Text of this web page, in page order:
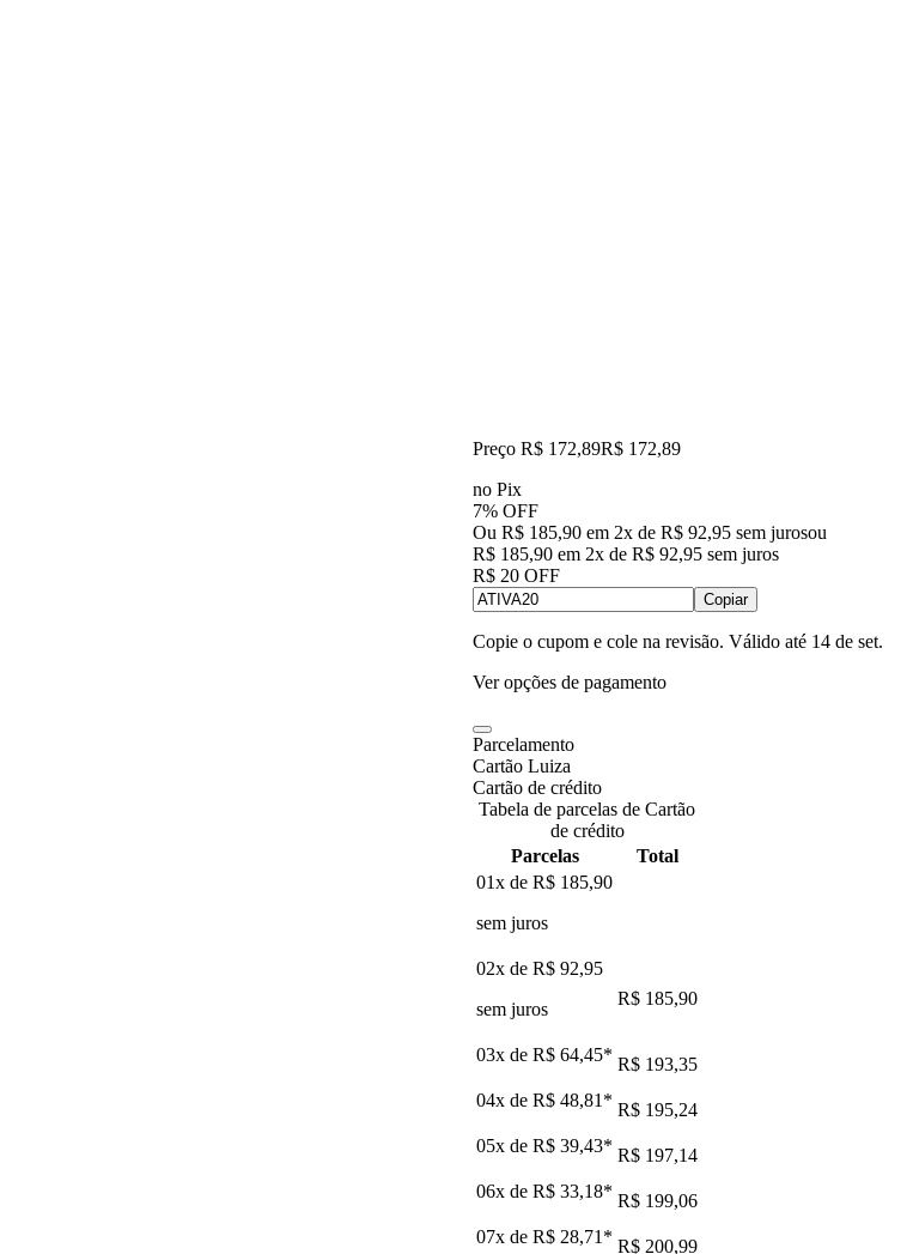
Preço R$ 172,89R$ 172,89
no Pix
7% OFF
Ou R$ 185,90 em 2x de R$ 92,95 sem jurosou
R$ 185,90 em 2x de R$ 92,95 sem juros
R$ 20 OFF
Copiar
Copie o cupom e cole na revisão. Válido até 14 de set.
Ver opções de pagamento
Parcelamento
Cartão Luiza
Cartão de crédito
Tabela de parcelas de Cartão
de crédito
Parcelas
Total
01x de R$ 185,90
sem juros
02x de R$ 92,95
sem juros
R$ 185,90
03x de R$ 64,45* R$ 193,35
04x de R$ 48,81 * R$ 195,24
05x de R$ 39,43* R$ 197,14
06x de R$ 33,18* R$ 199,06
07x de R$ 28,71 * R$ 200,99